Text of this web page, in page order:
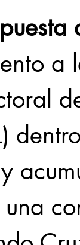
una